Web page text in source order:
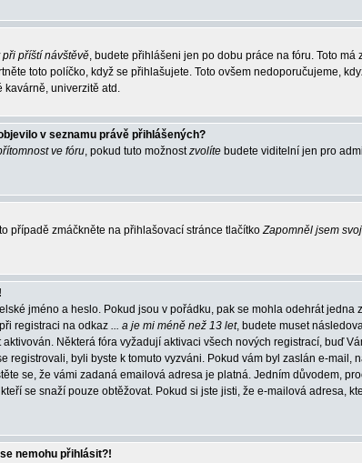
příští návštěvě, budete přihlášeni jen po dobu práce na fóru. Toto má
toto políčko, když se přihlašujete. Toto ovšem nedoporučujeme,
kavárně, univerzitě atd.
v seznamu právě přihlášených?
ve fóru, pokud tuto možnostzvolíte budete viditelní jen pro
případě zmáčkněte na přihlašovací stránce tlačítkoZapomněl jsem
jméno a heslo. Pokud jsou v pořádku, pak se mohla odehrát jedna
registraci na odkaz ... a je mi méně než 13 let, budete muset
Některá fóra vyžadují aktivaci všech nových registrací, buď
registrovali, byli byste k tomuto vyzváni. Pokud vám byl zaslán e-mail,
se, že vámi zadaná emailová adresa je platná. Jedním důvodem,
se snaží pouze obtěžovat. Pokud si jste jisti, že e-mailová adresa,
nemohu přihlásit?!